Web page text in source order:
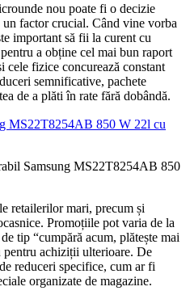
nou poate fi o decizie
un factor crucial. Când vine vorba
important să fii la curent cu
a obține cel mai bun raport
cele fizice concurează constant
semnificative, pachete
de a plăti în rate fără dobândă.
MS22T8254AB 850 W 22l cu
retailerilor mari, precum și
Promoțiile pot varia de la
tip “cumpără acum, plătește mai
pentru achiziții ulterioare. De
reduceri specifice, cum ar fi
organizate de magazine.